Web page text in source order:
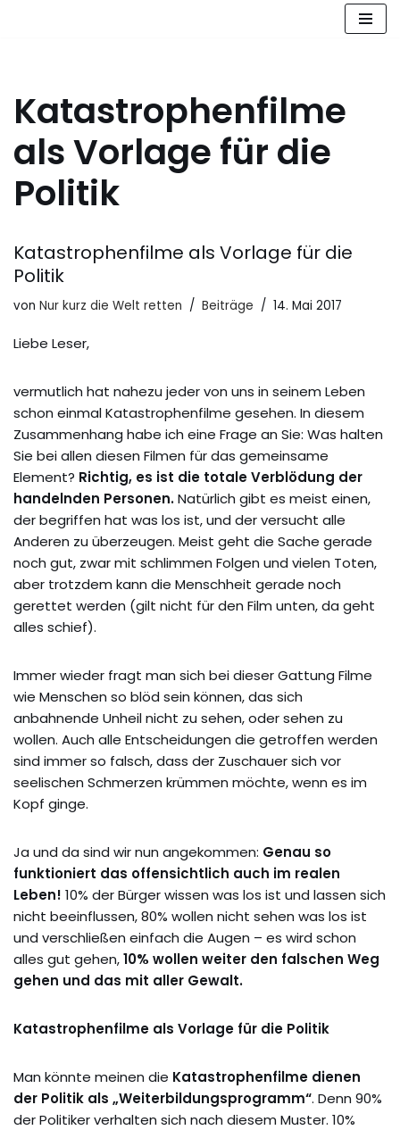
Katastrophenfilme
als Vorlage für die
Politik
Katastrophenfilme als Vorlage für die
Politik
von Nur kurz die Welt retten Beiträge 14. Mai 2017
Liebe Leser,
vermutlich hat nahezu jeder von uns in seinem Leben
schon einmal Katastrophenfilme gesehen. In diesem
Zusammenhang habe ich eine Frage an Sie: Was halten
Sie bei allen diesen Filmen für das gemeinsame
Element? Richtig, es ist die totale Verblödung der
handelnden Personen.Natürlich gibt es meist einen,
der begriffen hat was los ist, und der versucht alle
Anderen zu überzeugen. Meist geht die Sache gerade
noch gut, zwar mit schlimmen Folgen und vielen Toten,
aber trotzdem kann die Menschheit gerade noch
gerettet werden (gilt nicht für den Film unten, da geht
alles schief).
Immer wieder fragt man sich bei dieser Gattung Filme
wie Menschen so blöd sein können, das sich
anbahnende Unheil nicht zu sehen, oder sehen zu
wollen. Auch alle Entscheidungen die getroffen werden
sind immer so falsch, dass der Zuschauer sich vor
seelischen Schmerzen krümmen möchte, wenn es im
Kopf ginge.
Ja und da sind wir nun angekommen: Genau so
funktioniert das offensichtlich auch im realen
Leben! 10% der Bürger wissen was los ist und lassen sich
nicht beeinflussen, 80% wollen nicht sehen was los ist
und verschließen einfach die Augen – es wird schon
alles gut gehen,10% wollen weiter den falschen Weg
gehen und das mit aller Gewalt.
Katastrophenfilme als Vorlage für die Politik
Man könnte meinen die Katastrophenfilme dienen
der Politik als „Weiterbildungsprogramm“. Denn 90%
der Politiker verhalten sich nach diesem Muster. 10%